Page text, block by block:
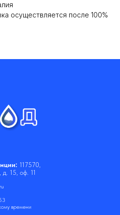
осуществляется после 100%
117570,
д. 15, оф. 11
времени